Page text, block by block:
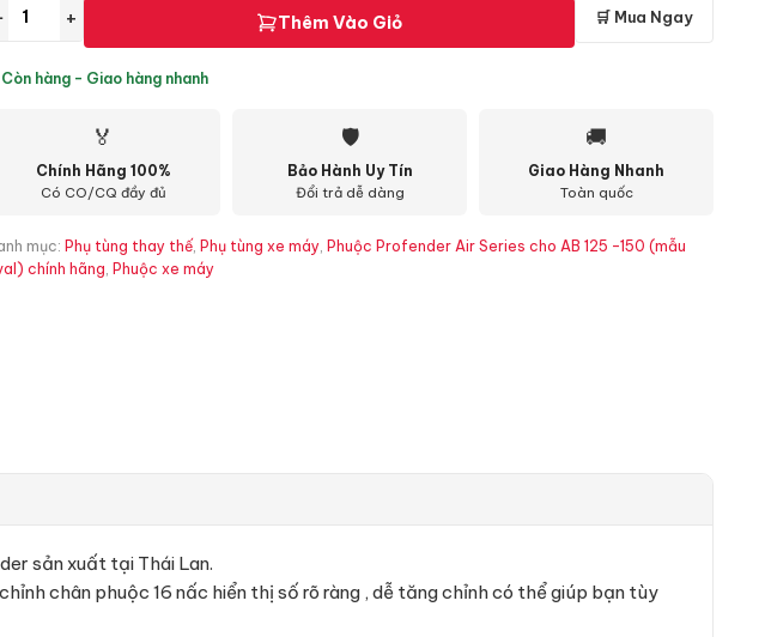
+ Thêm Vào Giỏ 🛒 Mua Ngay
hàng - Giao hàng nhanh
🏅
Chính Hãng 100%
Có CO/CQ đầy đủ
🛡
Bảo Hành Uy Tín
Đổi trả dễ dàng
🚚
Giao Hàng Nhanh
Toàn quốc
mục: Phụ tùng thay thế, Phụ tùng xe máy, Phuộc Profender Air Series cho AB 125 -150 (mẫu
chính hãng, Phuộc xe máy
sản xuất tại Thái Lan.
chân phuộc 16 nấc hiển thị số rõ ràng , dễ tăng chỉnh có thể giúp bạn tùy